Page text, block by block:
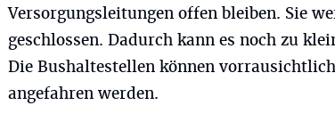
Versorgungsleitungen offen bleiben. Sie
geschlossen. Dadurch kann es noch zu
Die Bushaltestellen können
angefahren werden.